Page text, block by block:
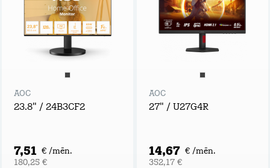
AOC
23.8" / 24B3CF2
7,51 € /mēn.
180,25 €
AOC
27" / U27G4R
14,67 € /mēn.
352,17 €